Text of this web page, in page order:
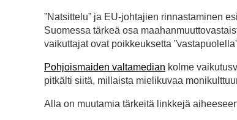
”Natsittelu” ja EU-johtajien rinnastaminen
Suomessa tärkeä osa
vaikuttajat ovat poikkeuksetta
Pohjoismaiden valtamedian kolme
pitkälti siitä, millaista mielikuvaa
Alla on muutamia tärkeitä linkkejä